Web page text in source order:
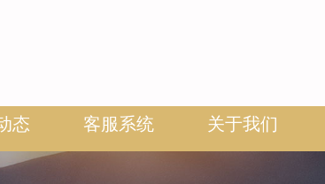
态 客服系统 关于我们